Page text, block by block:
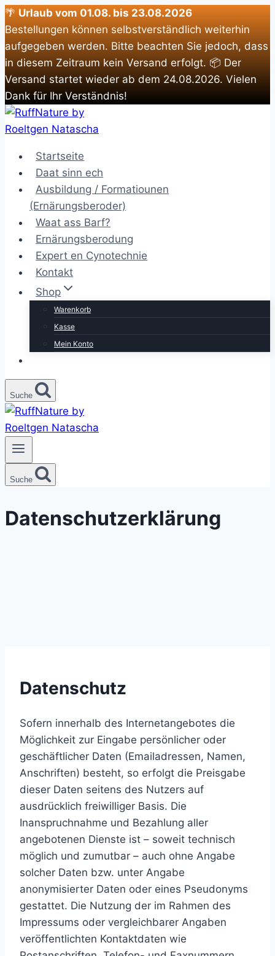
🌴 Urlaub vom 01.08. bis 23.08.2026
Bestellungen können selbstverständlich weiterhin
aufgegeben werden. Bitte beachten Sie jedoch, dass
in diesem Zeitraum kein Versand erfolgt. 📦 Der
Versand startet wieder ab dem 24.08.2026. Vielen
Dank für Ihr Verständnis!
Zum
Inhalt
Startseite
Daat sinn ech
Ausbildung / Formatiounen
(Ernärungsberoder)
Waat ass Barf?
Ernärungsberodung
Expert en Cynotechnie
Kontakt
Shop
Warenkorb
Kasse
Mein Konto
Suche
Suche
Datenschutzerklärung
Datenschutz
Sofern innerhalb des Internetangebotes die
Möglichkeit zur Eingabe persönlicher oder
geschäftlicher Daten (Emailadressen, Namen,
Anschriften) besteht, so erfolgt die Preisgabe
dieser Daten seitens des Nutzers auf
ausdrücklich freiwilliger Basis. Die
Inanspruchnahme und Bezahlung aller
angebotenen Dienste ist – soweit technisch
möglich und zumutbar – auch ohne Angabe
solcher Daten bzw. unter Angabe
anonymisierter Daten oder eines Pseudonyms
gestattet. Die Nutzung der im Rahmen des
Impressums oder vergleichbarer Angaben
veröffentlichten Kontaktdaten wie